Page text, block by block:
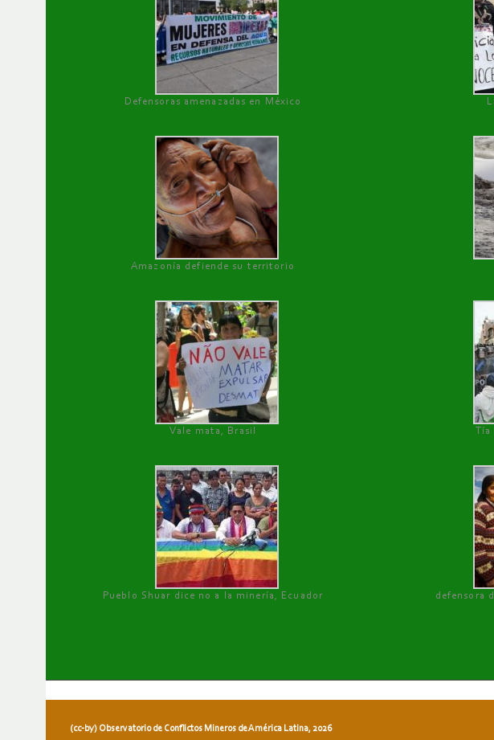
Defensoras amenazadas en México
Amazonía defiende su territorio
Vale mata, Brasil Tía
Pueblo Shuar dice no a la minería, Ecuador defensora
(cc-by) Observatorio de Conflictos Mineros de América Latina, 2026